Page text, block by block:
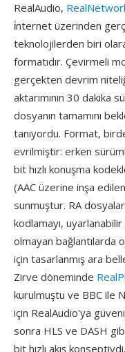
RealAudio,
i̇nternet üzerinden
teknolojilerden biri
formatıdır. Çevirmeli
gerçekten devrim
aktarımının 30 dakika
dosyanın tamamını
tanıyordu. Format,
evrilmiştir: erken
bit hızlı konuşma
(AAC üzerine inşa
sunmuştur. RA
kodlamayı, uyarlanabilir
olmayan bağlantılarda
için tasarlanmış ara
Zirve döneminde
kurulmuştu ve BBC ile
için RealAudio'ya
sonra HLS ve DASH
bit hızlı akış